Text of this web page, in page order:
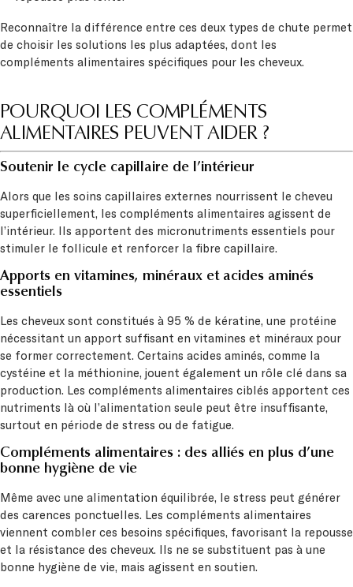
Reconnaître la différence entre ces deux types de chute permet
de choisir les solutions les plus adaptées, dont les
compléments alimentaires spécifiques pour les cheveux.
POURQUOI LES COMPLÉMENTS
ALIMENTAIRES PEUVENT AIDER ?
Soutenir le cycle capillaire de l’intérieur
Alors que les soins capillaires externes nourrissent le cheveu
superficiellement, les compléments alimentaires agissent de
l’intérieur. Ils apportent des micronutriments essentiels pour
stimuler le follicule et renforcer la fibre capillaire.
Apports en vitamines, minéraux et acides aminés
essentiels
Les cheveux sont constitués à 95 % de kératine, une protéine
nécessitant un apport suffisant en vitamines et minéraux pour
se former correctement. Certains acides aminés, comme la
cystéine et la méthionine, jouent également un rôle clé dans sa
production. Les compléments alimentaires ciblés apportent ces
nutriments là où l’alimentation seule peut être insuffisante,
surtout en période de stress ou de fatigue.
Compléments alimentaires : des alliés en plus d’une
bonne hygiène de vie
Même avec une alimentation équilibrée, le stress peut générer
des carences ponctuelles. Les compléments alimentaires
viennent combler ces besoins spécifiques, favorisant la repousse
et la résistance des cheveux. Ils ne se substituent pas à une
bonne hygiène de vie, mais agissent en soutien.